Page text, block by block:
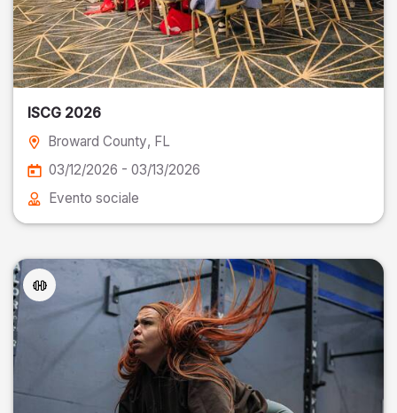
ISCG 2026
Broward County, FL
03/12/2026 - 03/13/2026
Evento sociale